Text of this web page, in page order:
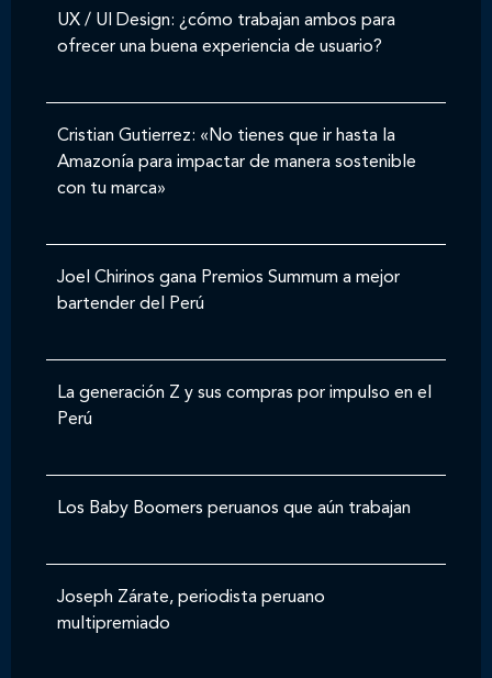
UX / UI Design: ¿cómo trabajan ambos para
ofrecer una buena experiencia de usuario?
Cristian Gutierrez: «No tienes que ir hasta la
Amazonía para impactar de manera sostenible
con tu marca»
Joel Chirinos gana Premios Summum a mejor
bartender del Perú
La generación Z y sus compras por impulso en el
Perú
Los Baby Boomers peruanos que aún trabajan
Joseph Zárate, periodista peruano
multipremiado